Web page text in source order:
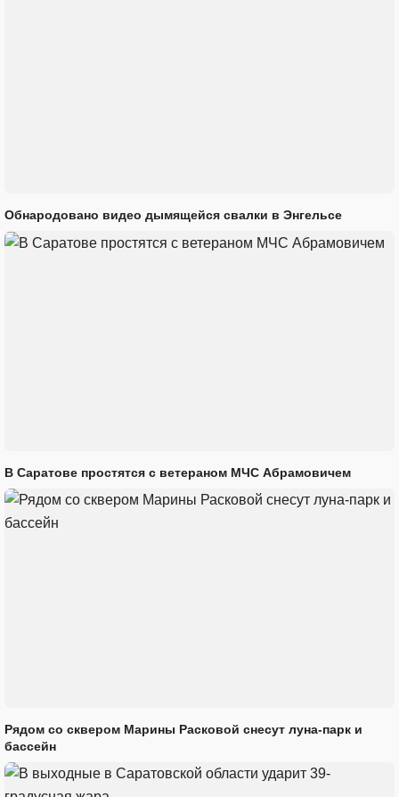
Обнародовано видео дымящейся свалки в Энгельсе
В Саратове простятся с ветераном МЧС Абрамовичем
Рядом со сквером Марины Расковой снесут луна-парк и
бассейн